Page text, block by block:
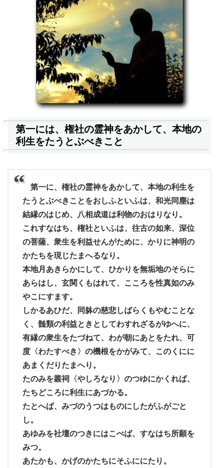
第一には、権社の霊神をあかして、本地の
利生をたうとぶべきこと
第一に、権社の霊神をあかして、本地の利生を
たうとぶべきことをおしふといふは、和光同塵は
結縁のはじめ、八相成道は利物のおはりなり。
これすなはち、権社といふは、往古の如来、深位
の菩薩、衆生を利益せんがために、かりに神明の
かたちを現じたまへるなり。
本地月あきらかにして、ひかりを無垢地のそらに
あらはし、玄関くもはれて、こころを性真如のみ
やこにすます。
しかるあひだ、同躰の慈悲しばらくもやむことな
く、髄類の利益ときとしてわすれざるがゆへに、
有縁の衆生をたづねて、わが朝にあとをたれ、可
度〈わたすべき〉の機根をかがみて、このくにに
あまくだりたまへり。
たのみを叢祠〈やしろなり〉のつゆにかくれば、
たちどころに利生にあづかる。
たとへば、みづのうつはものにしたがふがごと
し。
あゆみを社壇のつきにはこべば、すなはち所願を
みつ。
あたかも、かげのかたちにそふににたり。